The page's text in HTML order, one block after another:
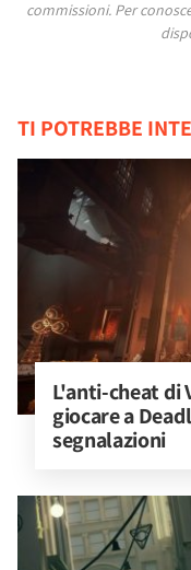
commissioni. Per
TI POTREBBE
L'anti-cheat di
giocare a
segnalazioni